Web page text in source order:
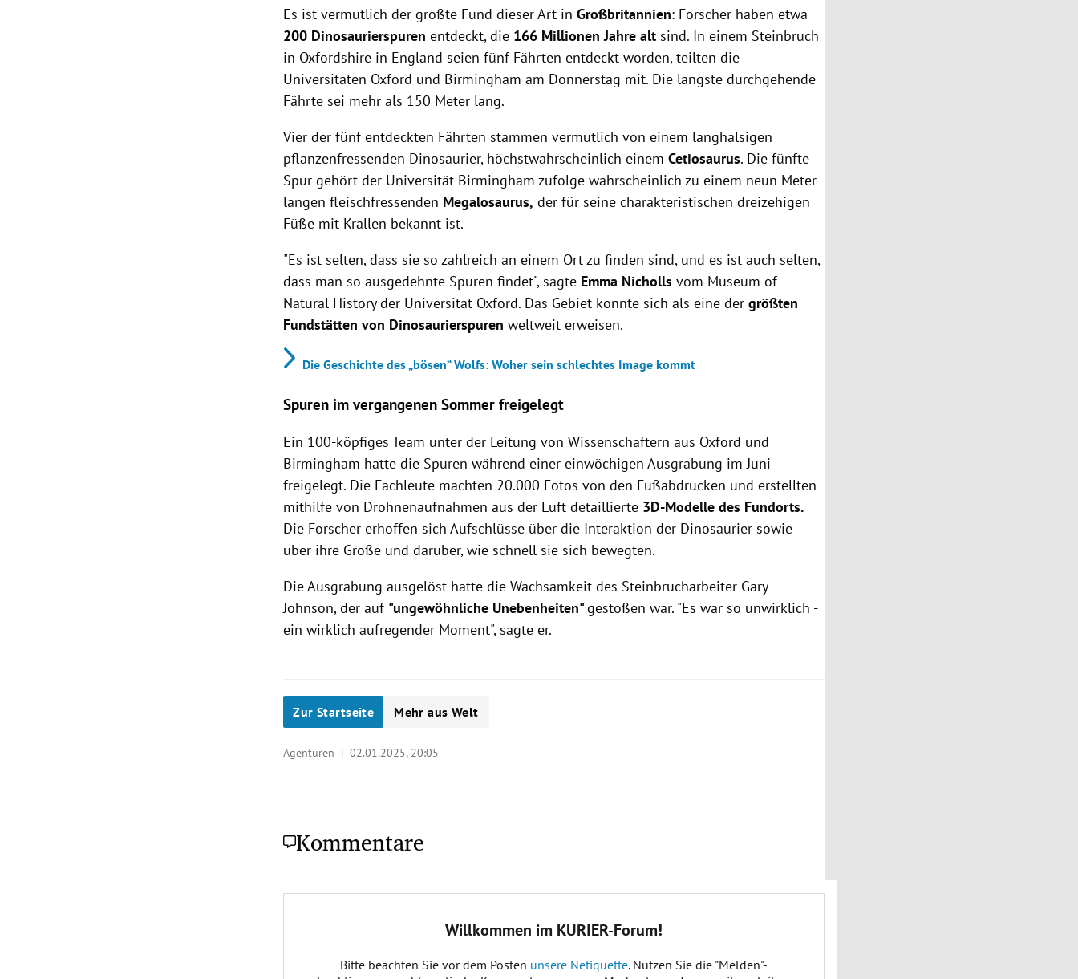
Es ist vermutlich der größte Fund dieser Art inGroßbritannien: Forscher haben etwa
200 Dinosaurierspuren entdeckt, die 166 Millionen Jahre altsind. In einem Steinbruch
in Oxfordshire in England seien fünf Fährten entdeckt worden, teilten die
Universitäten Oxford und Birmingham am Donnerstag mit. Die längste durchgehende
Fährte sei mehr als 150 Meter lang.
Vier der fünf entdeckten Fährten stammen vermutlich von einem langhalsigen
pflanzenfressenden Dinosaurier, höchstwahrscheinlich einemCetiosaurus. Die fünfte
Spur gehört der Universität Birmingham zufolge wahrscheinlich zu einem neun Meter
langen fleischfressenden Megalosaurus, der für seine charakteristischen dreizehigen
Füße mit Krallen bekannt ist.
"Es ist selten, dass sie so zahlreich an einem Ort zu finden sind, und es ist auch selten,
dass man so ausgedehnte Spuren findet", sagte Emma Nicholls vom Museum of
Natural History der Universität Oxford. Das Gebiet könnte sich als eine der größten
Fundstätten von Dinosaurierspurenweltweit erweisen.
Die Geschichte des „bösen“ Wolfs: Woher sein schlechtes Image kommt
Spuren im vergangenen Sommer freigelegt
Ein 100-köpfiges Team unter der Leitung von Wissenschaftern aus Oxford und
Birmingham hatte die Spuren während einer einwöchigen Ausgrabung im Juni
freigelegt. Die Fachleute machten 20.000 Fotos von den Fußabdrücken und erstellten
mithilfe von Drohnenaufnahmen aus der Luft detaillierte 3D-Modelle des Fundorts.
Die Forscher erhoffen sich Aufschlüsse über die Interaktion der Dinosaurier sowie
über ihre Größe und darüber, wie schnell sie sich bewegten.
Die Ausgrabung ausgelöst hatte die Wachsamkeit des Steinbrucharbeiter Gary
Johnson, der auf "ungewöhnliche Unebenheiten"gestoßen war. "Es war so unwirklich -
ein wirklich aufregender Moment", sagte er.
Zur Startseite Mehr aus Welt
Agenturen |02.01.2025, 20:05
Kommentare